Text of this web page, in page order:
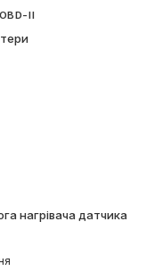
II
нагрівача датчика